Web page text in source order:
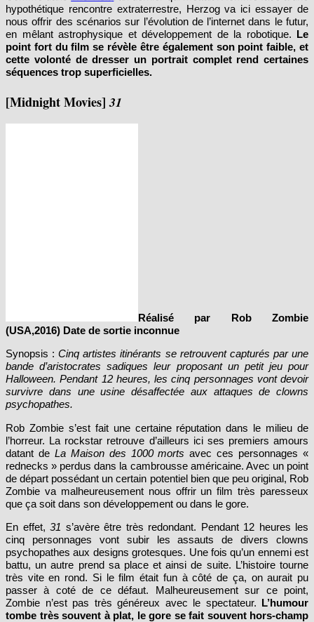
nous offrir des scénarios sur l’évolution de l’internet dans le futur,
en mêlant astrophysique et développement de la robotique.Le
point fort du film se révèle être également son point faible, et
cette volonté de dresser un portrait complet rend certaines
séquences trop superficielles.
(USA,2016) Date de sortie inconnue
Synopsis :Cinq artistes itinérants se retrouvent capturés par une
bande d’aristocrates sadiques leur proposant un petit jeu pour
Halloween. Pendant 12 heures, les cinq personnages vont devoir
survivre dans une usine désaffectée aux attaques de clowns
psychopathes.
Rob Zombie s’est fait une certaine réputation dans le milieu de
l’horreur. La rockstar retrouve d’ailleurs ici ses premiers amours
datant de La Maison des 1000 mortsavec ces personnages «
rednecks » perdus dans la cambrousse américaine. Avec un point
de départ possédant un certain potentiel bien que peu original, Rob
Zombie va malheureusement nous offrir un film très paresseux
que ça soit dans son développement ou dans le gore.
En effet,
s’avère être très redondant. Pendant 12 heures les
cinq personnages vont subir les assauts de divers clowns
psychopathes aux designs grotesques. Une fois qu’un ennemi est
battu, un autre prend sa place et ainsi de suite. L’histoire tourne
très vite en rond. Si le film était fun à côté de ça, on aurait pu
passer à coté de ce défaut. Malheureusement sur ce point,
Zombie n’est pas très généreux avec le spectateur. L’humour
tombe très souvent à plat, le gore se fait souvent hors-champ
et les scènes d’actions sont filmées de manière à suivre tous